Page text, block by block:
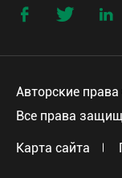
  
Авторские
Все права
Карта сайта